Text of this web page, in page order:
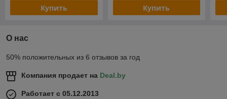
Купить Купить
О нас
50% положительных из 6 отзывов за год
Компания продает на Deal.by
Работает с 05.12.2013